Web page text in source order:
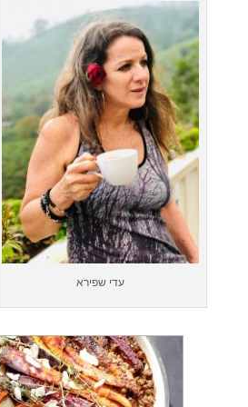
עדי שפירא